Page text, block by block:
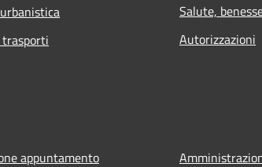
Salute,
Autorizzazioni
appuntamento